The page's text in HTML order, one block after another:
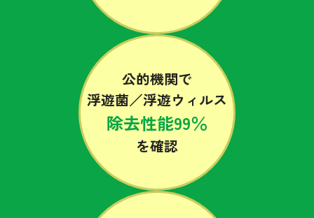
公的機関で
浮遊菌／浮遊ウィルス
除去性能99％
を確認